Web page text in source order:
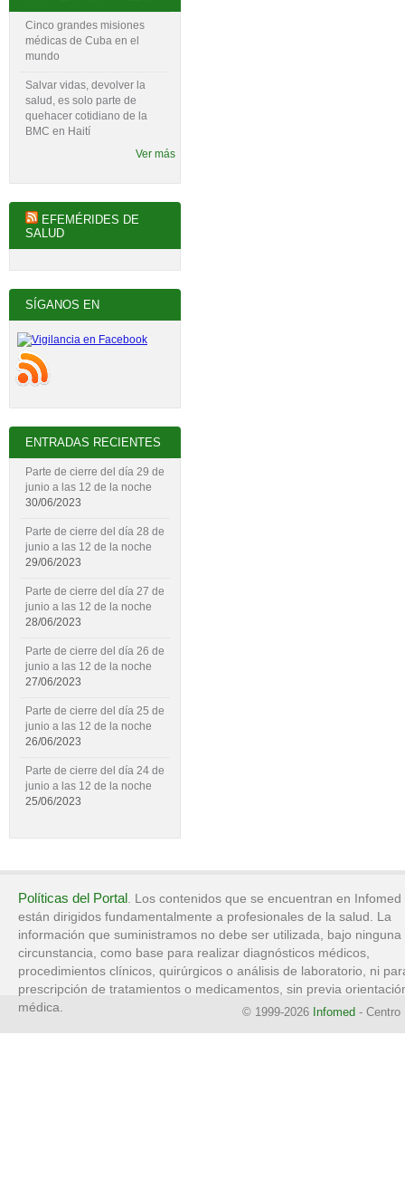
Cinco grandes misiones
médicas de Cuba en el
mundo
Salvar vidas, devolver la
salud, es solo parte de
quehacer cotidiano de la
BMC en Haití
Ver más
EFEMÉRIDES DE
SALUD
SÍGANOS EN
ENTRADAS RECIENTES
Parte de cierre del día 29 de
junio a las 12 de la noche
30/06/2023
Parte de cierre del día 28 de
junio a las 12 de la noche
29/06/2023
Parte de cierre del día 27 de
junio a las 12 de la noche
28/06/2023
Parte de cierre del día 26 de
junio a las 12 de la noche
27/06/2023
Parte de cierre del día 25 de
junio a las 12 de la noche
26/06/2023
Parte de cierre del día 24 de
junio a las 12 de la noche
25/06/2023
Políticas del Portal. Los contenidos que se encuentran en Infomed
están dirigidos fundamentalmente a profesionales de la salud. La
información que suministramos no debe ser utilizada, bajo ninguna
circunstancia, como base para realizar diagnósticos médicos,
procedimientos clínicos, quirúrgicos o análisis de laboratorio, ni
prescripción de tratamientos o medicamentos, sin previa
médica.
© 1999-2026 Infomed - Centro